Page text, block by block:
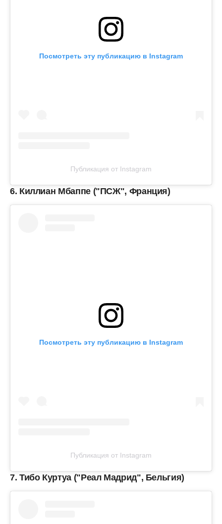
Посмотреть эту публикацию в Instagram
Публикация от Instagram
6. Киллиан Мбаппе ("ПСЖ", Франция)
Посмотреть эту публикацию в Instagram
Публикация от Instagram
7. Тибо Куртуа ("Реал Мадрид", Бельгия)